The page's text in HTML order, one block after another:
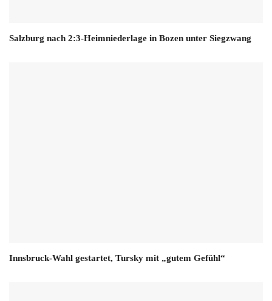
Salzburg nach 2:3-Heimniederlage in Bozen unter Siegzwang
Innsbruck-Wahl gestartet, Tursky mit „gutem Gefühl“